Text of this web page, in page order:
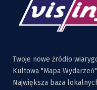
Twoje nowe źródło
Kultowa "Mapa
Największa baza